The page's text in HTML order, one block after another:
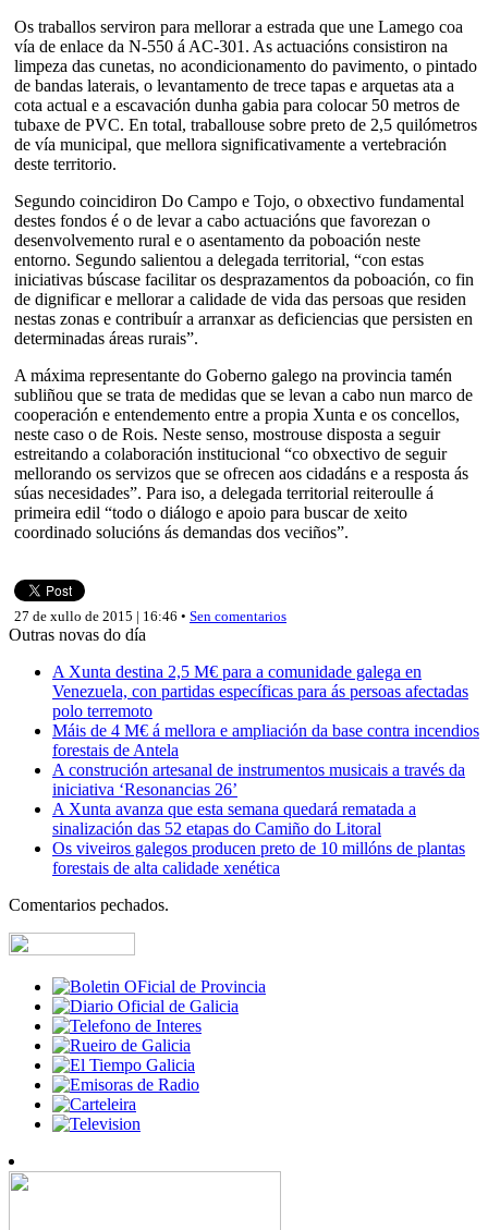
Os traballos serviron para mellorar a estrada que une Lamego coa
vía de enlace da N-550 á AC-301. As actuacións consistiron na
limpeza das cunetas, no acondicionamento do pavimento, o pintado
de bandas laterais, o levantamento de trece tapas e arquetas ata a
cota actual e a escavación dunha gabia para colocar 50 metros de
tubaxe de PVC. En total, traballouse sobre preto de 2,5 quilómetros
de vía municipal, que mellora significativamente a vertebración
deste territorio.
Segundo coincidiron Do Campo e Tojo, o obxectivo fundamental
destes fondos é o de levar a cabo actuacións que favorezan o
desenvolvemento rural e o asentamento da poboación neste
entorno. Segundo salientou a delegada territorial, “con estas
iniciativas búscase facilitar os desprazamentos da poboación, co fin
de dignificar e mellorar a calidade de vida das persoas que residen
nestas zonas e contribuír a arranxar as deficiencias que persisten en
determinadas áreas rurais”.
A máxima representante do Goberno galego na provincia tamén
subliñou que se trata de medidas que se levan a cabo nun marco de
cooperación e entendemento entre a propia Xunta e os concellos,
neste caso o de Rois. Neste senso, mostrouse disposta a seguir
estreitando a colaboración institucional “co obxectivo de seguir
mellorando os servizos que se ofrecen aos cidadáns e a resposta ás
súas necesidades”. Para iso, a delegada territorial reiteroulle á
primeira edil “todo o diálogo e apoio para buscar de xeito
coordinado solucións ás demandas dos veciños”.
27 de xullo de 2015 | 16:46 • Sen comentarios
Outras novas do día
A Xunta destina 2,5 M€ para a comunidade galega en
Venezuela, con partidas específicas para ás persoas afectadas
polo terremoto
Máis de 4 M€ á mellora e ampliación da base contra incendios
forestais de Antela
A construción artesanal de instrumentos musicais a través da
iniciativa ‘Resonancias 26’
A Xunta avanza que esta semana quedará rematada a
sinalización das 52 etapas do Camiño do Litoral
Os viveiros galegos producen preto de 10 millóns de plantas
forestais de alta calidade xenética
Comentarios pechados.